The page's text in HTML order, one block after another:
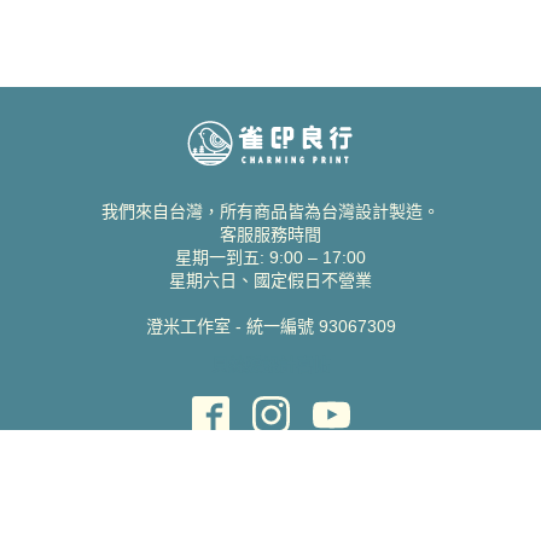
我們來自台灣，所有商品皆為台灣設計製造。
客服服務時間
星期一到五: 9:00 – 17:00
星期六日、國定假日不營業
澄米工作室 - 統一編號 93067309